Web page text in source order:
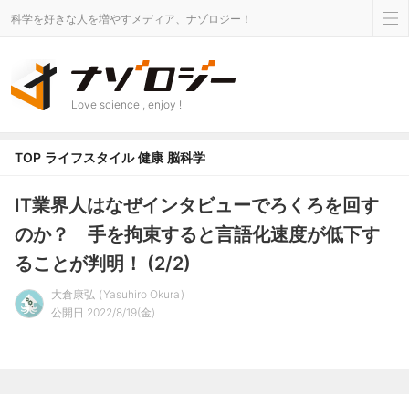
科学を好きな人を増やすメディア、ナゾロジー！
Love science , enjoy !
TOP ライフスタイル 健康 脳科学
IT業界人はなぜインタビューでろくろを回す
のか？ 手を拘束すると言語化速度が低下す
ることが判明！ (2/2)
大倉康弘
Yasuhiro Okura
公開日 2022/8/19(金)